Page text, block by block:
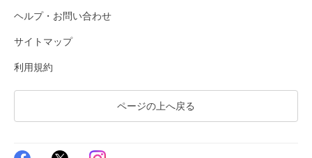
ヘルプ・お問い合わせ
サイトマップ
利用規約
ページの上へ戻る